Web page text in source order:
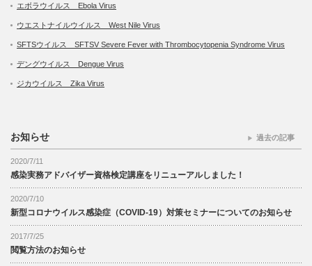
エボラウイルス Ebola Virus
ウエストナイルウイルス West Nile Virus
SFTSウイルス SFTSV Severe Fever with Thrombocytopenia Syndrome Virus
デングウイルス Dengue Virus
ジカウイルス Zika Virus
お知らせ
2020/7/11
感染実務アドバイザー資格検定講座をリニューアルしました！
2020/7/10
新型コロナウイルス感染症（COVID-19）対策セミナーについてのお知らせ
2017/7/25
閲覧方法のお知らせ
過去の記事